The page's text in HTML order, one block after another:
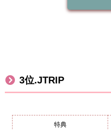
3位.JTRIP
特典